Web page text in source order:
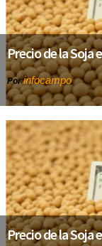
Precio de la Soja
Porinfocampo
Precio de la Soja